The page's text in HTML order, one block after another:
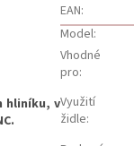
hliníku, v
EAN:
Model:
Vhodné
pro:
Využití
židle: